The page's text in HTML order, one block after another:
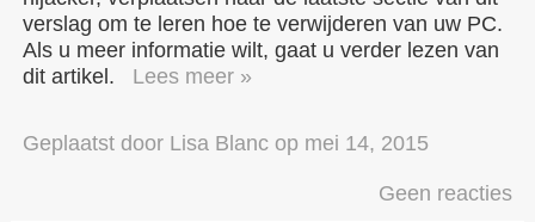
verslag om te leren hoe te verwijderen van uw PC.
Als u meer informatie wilt, gaat u verder lezen van
dit artikel.
Lees meer »
Geplaatst door Lisa Blanc op mei 14, 2015
Geen reacties